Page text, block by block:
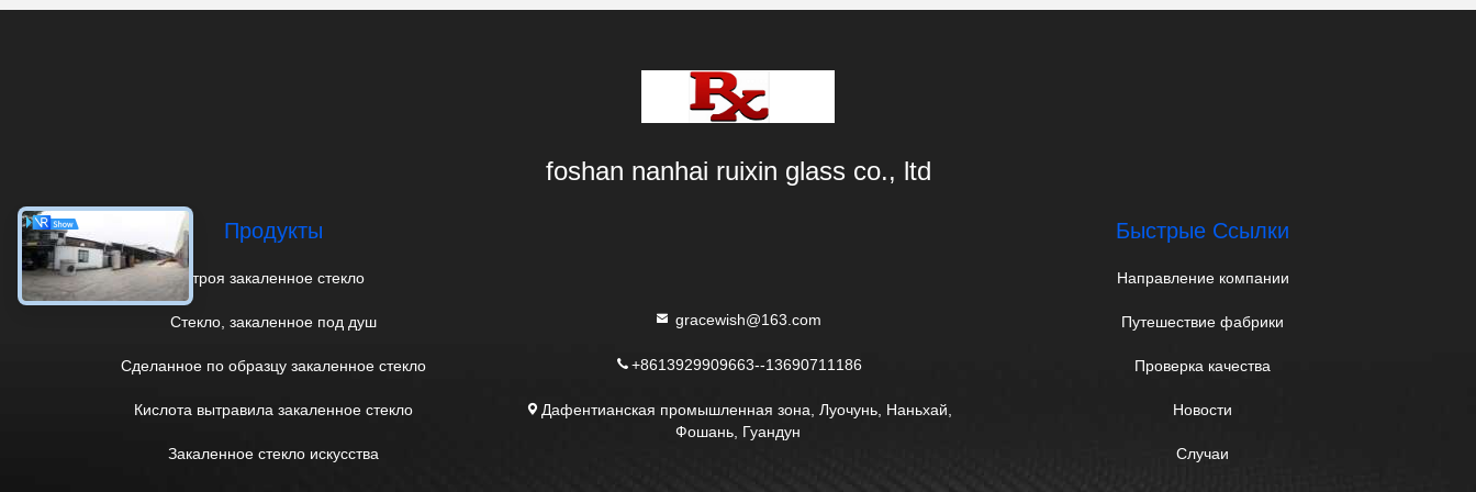
foshan nanhai ruixin glass co., ltd
Продукты
Строя закаленное стекло
Стекло, закаленное под душ
Сделанное по образцу закаленное стекло
Кислота вытравила закаленное стекло
Закаленное стекло искусства
gracewish@163.com
+8613929909663--13690711186
Дафентианская промышленная зона, Луочунь, Наньхай,
Фошань, Гуандун
Быстрые Ссылки
Направление компании
Путешествие фабрики
Проверка качества
Новости
Случаи